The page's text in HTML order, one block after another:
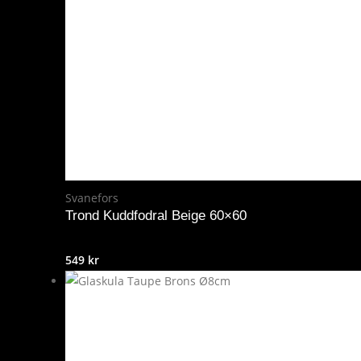
Svanefors
Trond Kuddfodral Beige 60×60
549 kr